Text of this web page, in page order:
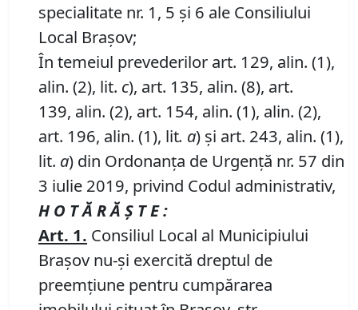
specialitate nr. 1, 5 și 6 ale Consiliului
Local Brașov;
În temeiul prevederilor art. 129, alin. (1),
alin. (2), lit. c), art. 135, alin. (8), art.
139, alin. (2), art. 154, alin. (1), alin. (2),
art. 196, alin. (1), lit. a) și art. 243, alin. (1),
lit. a) din Ordonanța de Urgență nr. 57 din
3 iulie 2019, privind Codul administrativ,
H O T Ă R Ă Ş T E :
Art. 1. Consiliul Local al Municipiului
Braşov nu-şi exercită dreptul de
preemţiune pentru cumpărarea